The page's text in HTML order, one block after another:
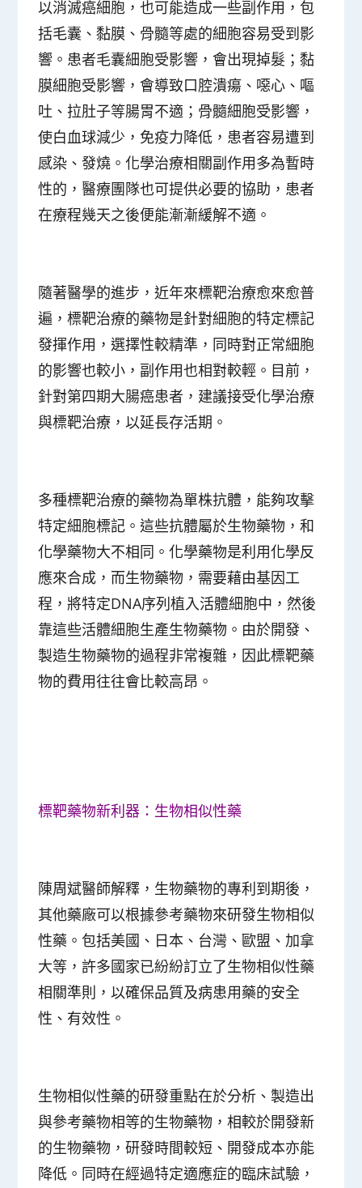
以消滅癌細胞，也可能造成一些副作用，包
括毛囊、黏膜、骨髓等處的細胞容易受到影
響。患者毛囊細胞受影響，會出現掉髮；黏
膜細胞受影響，會導致口腔潰瘍、噁心、嘔
吐、拉肚子等腸胃不適；骨髓細胞受影響，
使白血球減少，免疫力降低，患者容易遭到
感染、發燒。化學治療相關副作用多為暫時
性的，醫療團隊也可提供必要的協助，患者
在療程幾天之後便能漸漸緩解不適。
隨著醫學的進步，近年來標靶治療愈來愈普
遍，標靶治療的藥物是針對細胞的特定標記
發揮作用，選擇性較精準，同時對正常細胞
的影響也較小，副作用也相對較輕。目前，
針對第四期大腸癌患者，建議接受化學治療
與標靶治療，以延長存活期。
多種標靶治療的藥物為單株抗體，能夠攻擊
特定細胞標記。這些抗體屬於生物藥物，和
化學藥物大不相同。化學藥物是利用化學反
應來合成，而生物藥物，需要藉由基因工
程，將特定DNA序列植入活體細胞中，然後
靠這些活體細胞生產生物藥物。由於開發、
製造生物藥物的過程非常複雜，因此標靶藥
物的費用往往會比較高昂。
標靶藥物新利器：生物相似性藥
陳周斌醫師解釋，生物藥物的專利到期後，
其他藥廠可以根據參考藥物來研發生物相似
性藥。包括美國、日本、台灣、歐盟、加拿
大等，許多國家已紛紛訂立了生物相似性藥
相關準則，以確保品質及病患用藥的安全
性、有效性。
生物相似性藥的研發重點在於分析、製造出
與參考藥物相等的生物藥物，相較於開發新
的生物藥物，研發時間較短、開發成本亦能
降低。同時在經過特定適應症的臨床試驗，